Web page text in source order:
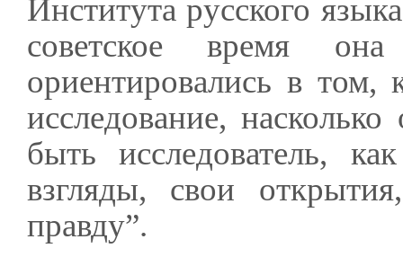
Института русского
советское время
ориентировались в
исследование,
быть исследователь,
взгляды, свои
правду”.